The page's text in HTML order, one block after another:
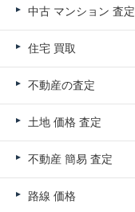
中古 マンション 査定
住宅 買取
不動産の査定
土地 価格 査定
不動産 簡易 査定
路線 価格